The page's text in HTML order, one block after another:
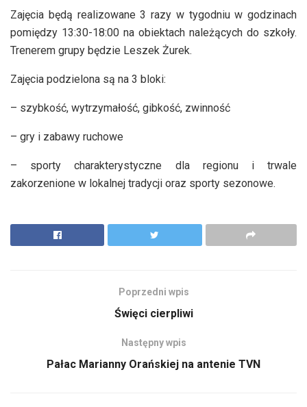
Zajęcia będą realizowane 3 razy w tygodniu w godzinach
pomiędzy 13:30-18:00 na obiektach należących do szkoły.
Trenerem grupy będzie Leszek Żurek.
Zajęcia podzielona są na 3 bloki:
– szybkość, wytrzymałość, gibkość, zwinność
– gry i zabawy ruchowe
– sporty charakterystyczne dla regionu i trwale
zakorzenione w lokalnej tradycji oraz sporty sezonowe.
Poprzedni wpis
Święci cierpliwi
Następny wpis
Pałac Marianny Orańskiej na antenie TVN